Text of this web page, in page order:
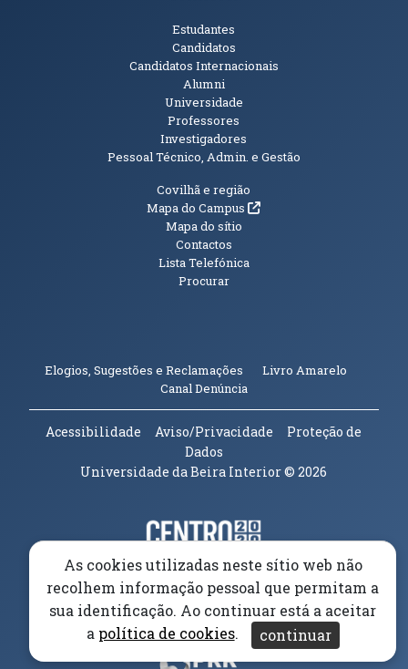
Estudantes
Candidatos
Candidatos Internacionais
Alumni
Universidade
Professores
Investigadores
Pessoal Técnico, Admin. e Gestão
Informações Adicionais
Covilhã e região
Mapa do Campus(abre em nova janela)
Mapa do sítio
Contactos
Lista Telefónica
Procurar
Elogios, Sugestões e Reclamações Livro Amarelo
Canal Denúncia(abre em nova janela)
Acessibilidade Aviso/Privacidade
Proteção de
Dados
Universidade da Beira Interior© 2026
Parceiros e Financiadores
(abre em nova janela)
(abre em nova janela)
As cookies utilizadas neste sítio web não
recolhem informação pessoal que permitam a
sua identificação. Ao continuar está a aceitar
a política de cookies. continuar